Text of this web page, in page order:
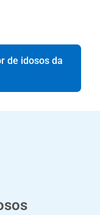
de idosos da